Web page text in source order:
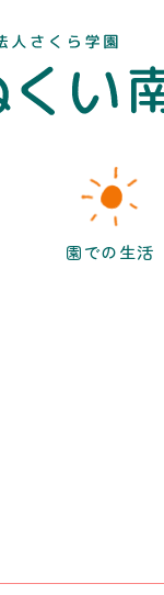
園での生活